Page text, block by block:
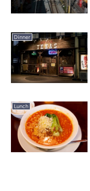
Dinner
Lunch